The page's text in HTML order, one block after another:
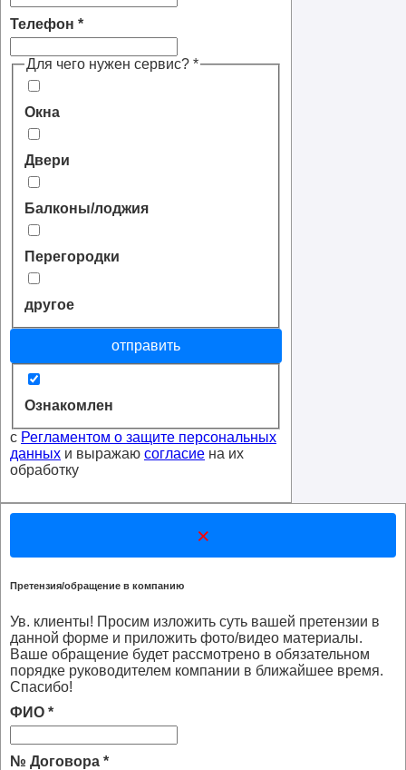
Телефон *
Для чего нужен сервис? *
Окна
Двери
Балконы/лоджия
Перегородки
другое
отправить
Ознакомлен
с Регламентом о защите персональных
данных и выражаю согласие на их
обработку
×
Претензия/обращение в компанию
Ув. клиенты! Просим изложить суть вашей претензии в
данной форме и приложить фото/видео материалы.
Ваше обращение будет рассмотрено в обязательном
порядке руководителем компании в ближайшее время.
Спасибо!
ФИО *
№ Договора *